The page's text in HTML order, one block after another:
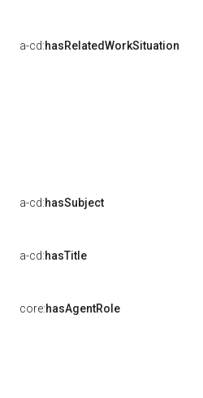
a-cd:hasRelatedWorkSituation
a-cd:hasSubject
a-cd:hasTitle
core:hasAgentRole